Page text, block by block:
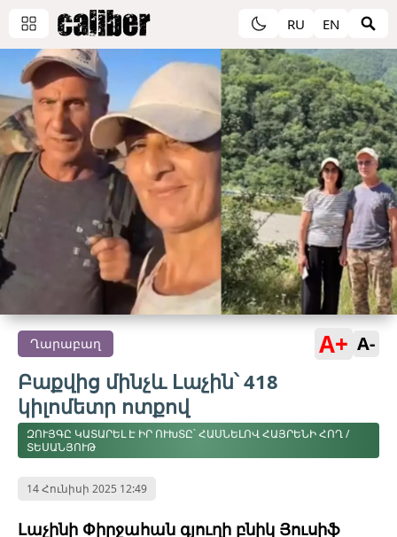
RU EN
Ղարաբաղ A+ A-
Բաքվից մինչև Լաչին՝ 418
կիլոմետր ոտքով
ԶՈՒՅԳԸ ԿԱՏԱՐԵԼ Է ԻՐ ՈՒԽՏԸ՝ ՀԱՍՆԵԼՈՎ ՀԱՅՐԵՆԻ ՀՈՂ /
ՏԵՍԱՆՅՈՒԹ
14 Հունիսի 2025 12:49
Լաչինի Փիրջահան գյուղի բնիկ Յուսիֆ